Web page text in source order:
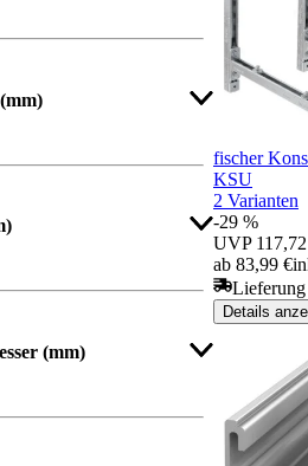
(mm)
fischer
KSU
2 Varianten
-29 %
UVP
ab 83,99 €
Lieferung
Details